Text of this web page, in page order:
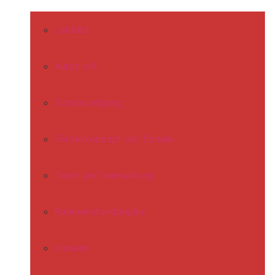
Leitbild
Kurzprofil
Schulrundgang
Förderkonzept der Schule
Team und Verwaltung
Rahmenstundenplan
Klassen